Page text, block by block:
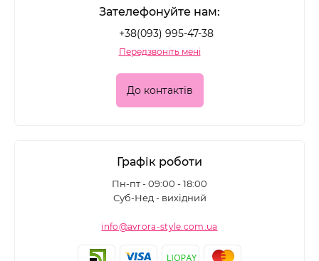
Зателефонуйте нам:
+38(093) 995-47-38
Передзвоніть мені
До контактів
Графік роботи
Пн-пт - 09:00 - 18:00
Суб-Нед - вихідний
info@avrora-style.com.ua